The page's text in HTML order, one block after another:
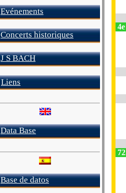
Evénements
Concerts historiques
J S BACH
Liens
Data Base
Base de datos